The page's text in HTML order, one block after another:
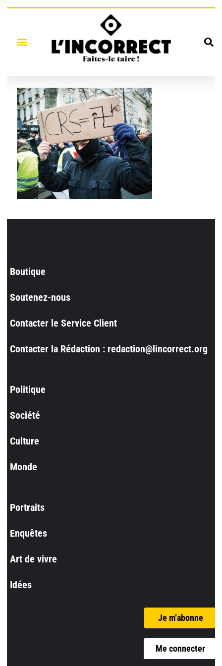
Boutique
Soutenez-nous
Contacter le Service Client
Contacter la Rédaction : redaction@lincorrect.org
Politique
Société
Culture
Monde
Portraits
Enquêtes
Art de vivre
Idées
Je m’abonne
Me connecter